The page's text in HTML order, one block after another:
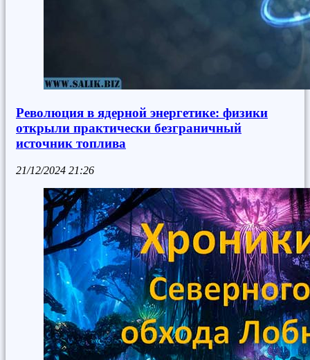
Революция в ядерной энергетике: физики
открыли практически безграничный
источник топлива
21/12/2024 21:26